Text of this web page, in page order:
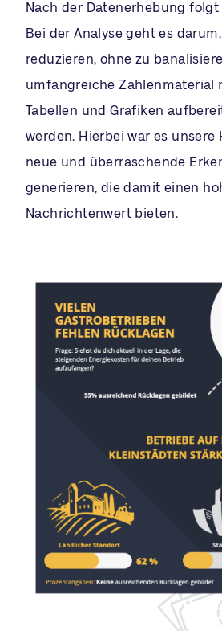
Nach der Datenerhebung
Bei der Analyse geht es
reduzieren, ohne zu
umfangreiche Zahlenmaterial
Tabellen und Grafiken
werden. Hierbei war es unsere
neue und überraschende
generieren, die damit einen
Nachrichtenwert bieten.